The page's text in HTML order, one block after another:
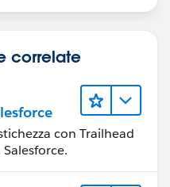
correlate
con Trailhead